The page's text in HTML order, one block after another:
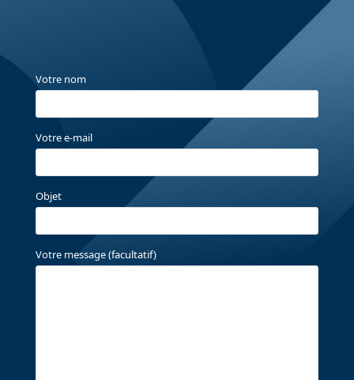
Votre nom
Votre e-mail
Objet
Votre message (facultatif)